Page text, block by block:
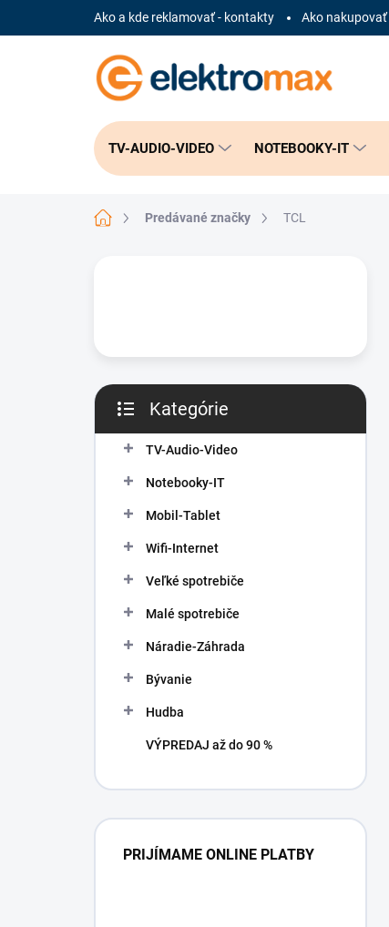
Ako a kde reklamovať - kontakty Ako nakupovať
TV-AUDIO-VIDEO NOTEBOOKY-IT
DomovPredávané značky TCL
a
n
kategórie
Kategórie
TV-Audio-Video
Notebooky-IT
Mobil-Tablet
Wifi-Internet
Veľké spotrebiče
Malé spotrebiče
Náradie-Záhrada
Bývanie
Hudba
VÝPREDAJ až do 90 %
PRIJÍMAME ONLINE PLATBY